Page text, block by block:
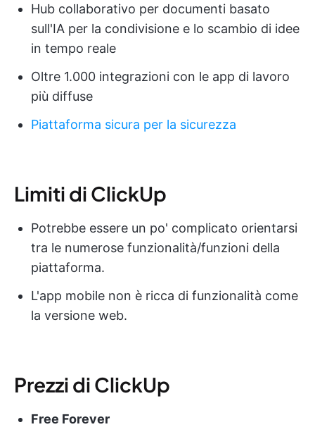
Hub collaborativo per documenti basato
sull'IA per la condivisione e lo scambio di idee
in tempo reale
Oltre 1.000 integrazioni con le app di lavoro
più diffuse
Piattaforma sicura per la sicurezza
Limiti di ClickUp
Potrebbe essere un po' complicato orientarsi
tra le numerose funzionalità/funzioni della
piattaforma.
L'app mobile non è ricca di funzionalità come
la versione web.
Prezzi di ClickUp
Free Forever